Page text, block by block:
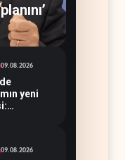
09.08.2026
yeni
09.08.2026